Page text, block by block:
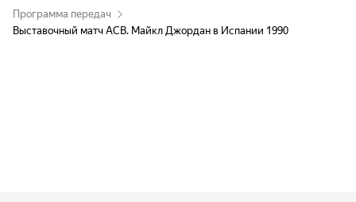
Программа передач
Выставочный матч ACB. Майкл Джордан в Испании 1990